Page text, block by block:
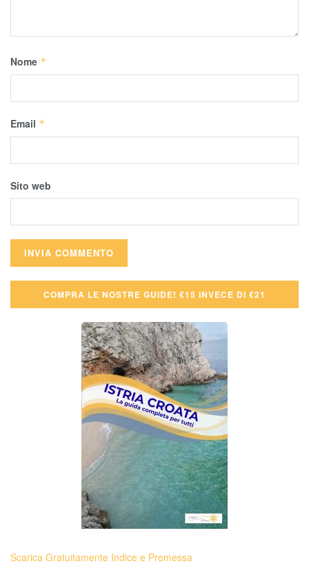
Nome *
Email *
Sito web
COMPRA LE NOSTRE GUIDE! €15 INVECE DI €21
Scarica Gratuitamente Indice e Premessa